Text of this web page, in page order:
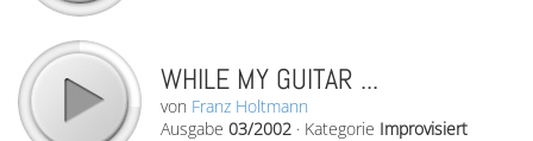
WHILE MY GUITAR ...
von Franz Holtmann
Ausgabe 03/2002 · Kategorie Improvisiert